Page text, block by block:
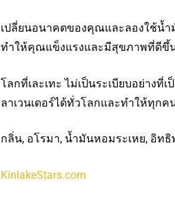
เปลี่ยนอนาคตของคุณและลองใช้น้
ทำให้คุณแข็งแรงและมีสุขภาพที่ดีขึ้
โลกที่เละเทะ ไม่เป็นระเบียบอย่างที่
ลาเวนเดอร์ได้ทั่วโลกและทำให้ทุกค
กลิ่น, อโรมา, น้ำมันหอมระเหย, อิท
KinlakeStars.com